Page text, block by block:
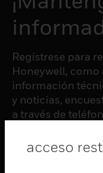
Regístrese para
Honeywell,
información
y noticias,
a través de
acceso